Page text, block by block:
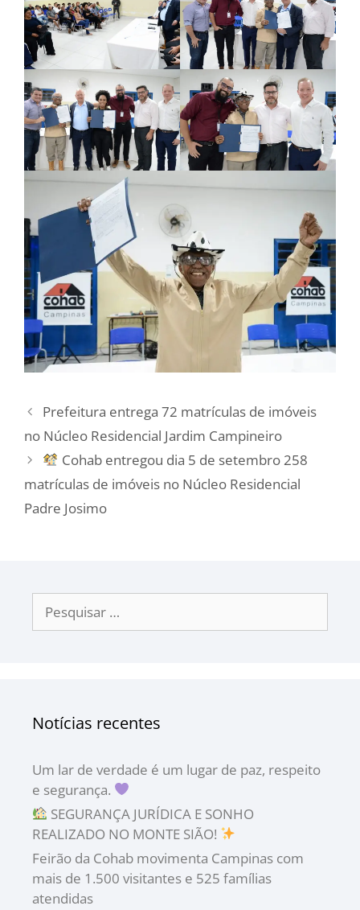
Prefeitura entrega 72 matrículas de imóveis
no Núcleo Residencial Jardim Campineiro
Cohab entregou dia 5 de setembro 258
matrículas de imóveis no Núcleo Residencial
Padre Josimo
Notícias recentes
Um lar de verdade é um lugar de paz, respeito
e segurança.
SEGURANÇA JURÍDICA E SONHO
REALIZADO NO MONTE SIÃO!
Feirão da Cohab movimenta Campinas com
mais de 1.500 visitantes e 525 famílias
atendidas